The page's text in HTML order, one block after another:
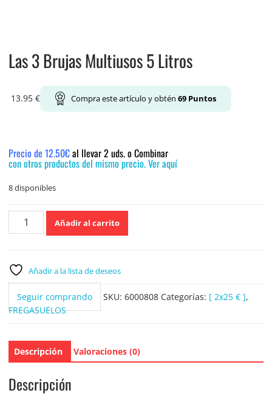
Las 3 Brujas Multiusos 5 Litros
13.95 € Compra este artículo y obtén 69Puntos
Precio de 12.50€al llevar 2 uds. o Combinar
con otros productos del mismo precio. Ver aquí
8 disponibles
5
Litros
cantidad
Añadir al carrito
Añadir a la lista de deseos
Seguir comprando SKU: 6000808 Categorías: [ 2x25 € ],
FREGASUELOS
Descripción Valoraciones (0)
Descripción